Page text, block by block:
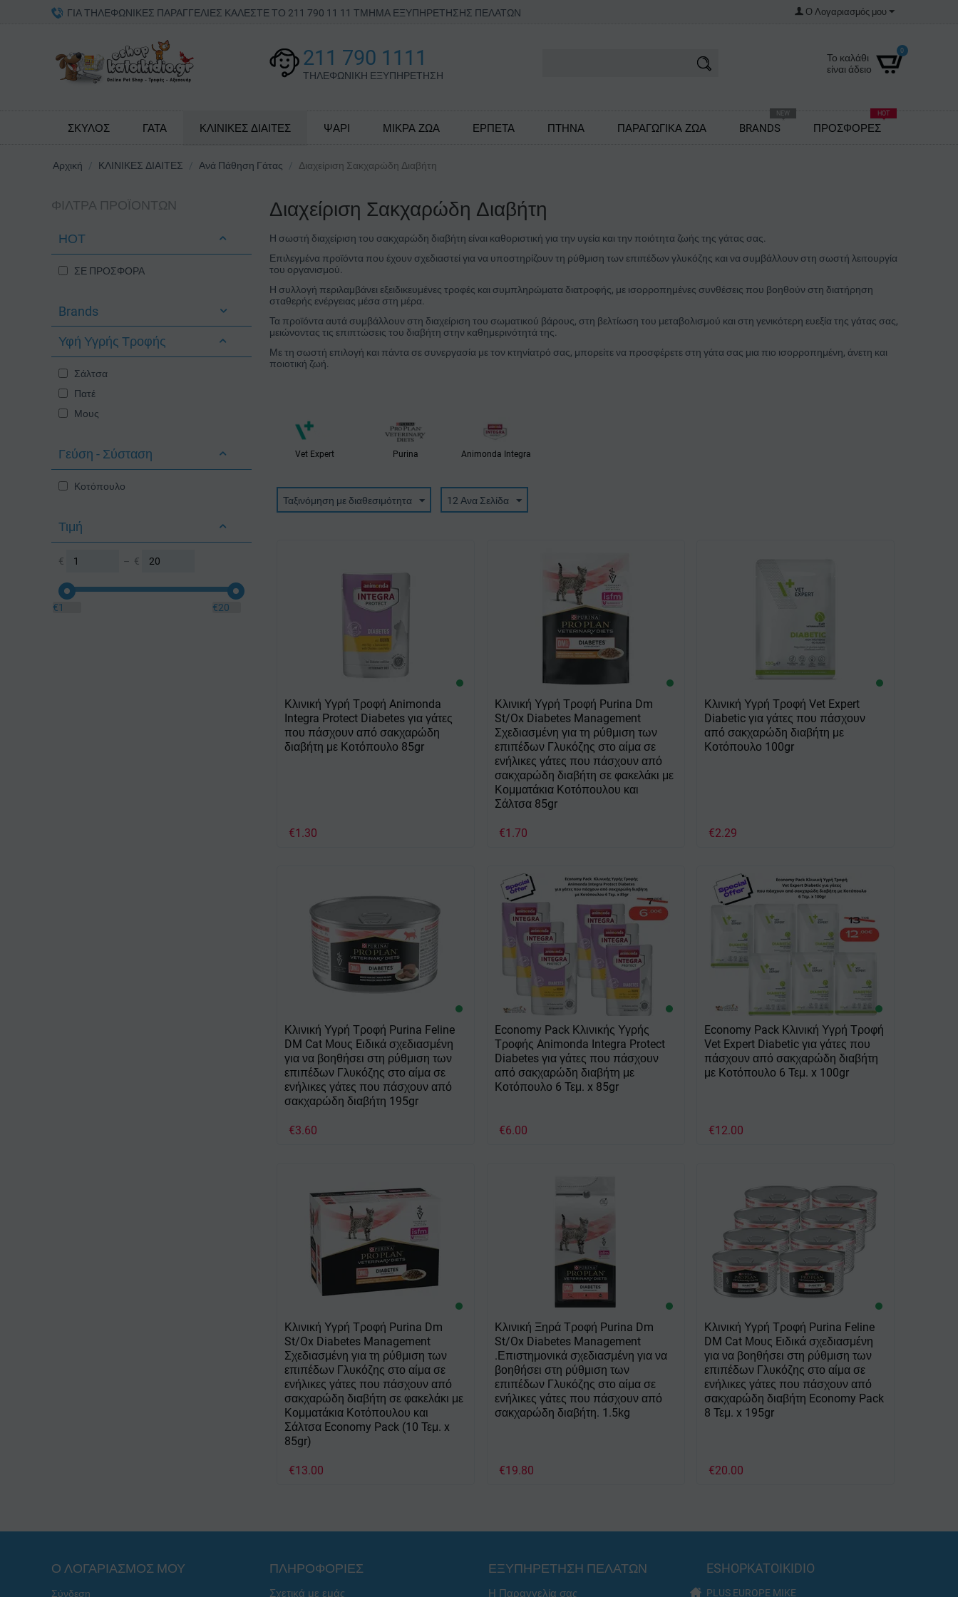
ΓΙΑ ΤΗΛΕΦΩΝΙΚΕΣ ΠΑΡΑΓΓΕΛΙΕΣ ΚΑΛΕΣΤΕ ΤΟ 211 790 11 11 ΤΜΗΜΑ ΕΞΥΠΗΡΕΤΗΣΗΣ ΠΕΛΑΤΩΝ Ο Λογαριασμός μου
211 790 1111
ΤΗΛΕΦΩΝΙΚΗ ΕΞΥΠΗΡΕΤΗΣΗ
Το καλάθι
είναι άδειο
0
ΣΚΥΛΟΣ ΓΑΤΑ ΚΛΙΝΙΚΕΣ ΔΙΑΙΤΕΣ ΨΑΡΙ ΜΙΚΡΑ ΖΩΑ ΕΡΠΕΤΑ ΠΤΗΝΑ ΠΑΡΑΓΩΓΙΚΑ ΖΩΑ BRANDS
NEW
ΠΡΟΣΦΟΡΕΣ
HOT
Αρχική / ΚΛΙΝΙΚΕΣ ΔΙΑΙΤΕΣ / Ανά Πάθηση Γάτας / Διαχείριση Σακχαρώδη Διαβήτη
ΦΊΛΤΡΑ ΠΡΟΪΌΝΤΩΝ
ΗΟΤ
ΣΕ ΠΡΟΣΦΟΡΑ
Brands
Υφή Υγρής Τροφής
Σάλτσα
Πατέ
Μους
Γεύση - Σύσταση
Κοτόπουλο
Τιμή
€ – €
€1 €20
Διαχείριση Σακχαρώδη Διαβήτη
Η σωστή διαχείριση του σακχαρώδη διαβήτη είναι καθοριστική για την υγεία και την ποιότητα ζωής της γάτας σας.
Επιλεγμένα προϊόντα που έχουν σχεδιαστεί για να υποστηρίζουν τη ρύθμιση των επιπέδων γλυκόζης και να συμβάλλουν στη σωστή λειτουργία
του οργανισμού.
Η συλλογή περιλαμβάνει εξειδικευμένες τροφές και συμπληρώματα διατροφής, με ισορροπημένες συνθέσεις που βοηθούν στη διατήρηση
σταθερής ενέργειας μέσα στη μέρα.
Τα προϊόντα αυτά συμβάλλουν στη διαχείριση του σωματικού βάρους, στη βελτίωση του μεταβολισμού και στη γενικότερη ευεξία της γάτας σας,
μειώνοντας τις επιπτώσεις του διαβήτη στην καθημερινότητά της.
Με τη σωστή επιλογή και πάντα σε συνεργασία με τον κτηνίατρό σας, μπορείτε να προσφέρετε στη γάτα σας μια πιο ισορροπημένη, άνετη και
ποιοτική ζωή.
Vet Expert Purina Animonda Integra
Ταξινόμηση με διαθεσιμότητα 12 Ανα Σελίδα
Κλινική Υγρή Τροφή Animonda
Integra Protect Diabetes για γάτες
που πάσχουν από σακχαρώδη
διαβήτη με Κοτόπουλο 85gr
€1.30
Κλινική Υγρή Τροφή Purina Dm
St/Ox Diabetes Management
Σχεδιασμένη για τη ρύθμιση των
επιπέδων Γλυκόζης στο αίμα σε
ενήλικες γάτες που πάσχουν από
σακχαρώδη διαβήτη σε φακελάκι με
Κομματάκια Κοτόπουλου και
Σάλτσα 85gr
€1.70
Κλινική Υγρή Τροφή Vet Expert
Diabetic για γάτες που πάσχουν
από σακχαρώδη διαβήτη με
Κοτόπουλο 100gr
€2.29
Κλινική Υγρή Τροφή Purina Feline
DM Cat Μους Eιδικά σχεδιασμένη
για να βοηθήσει στη ρύθμιση των
επιπέδων Γλυκόζης στο αίμα σε
ενήλικες γάτες που πάσχουν από
σακχαρώδη διαβήτη 195gr
€3.60
Economy Pack Κλινικής Υγρής
Τροφής Animonda Integra Protect
Diabetes για γάτες που πάσχουν
από σακχαρώδη διαβήτη με
Κοτόπουλο 6 Τεμ. x 85gr
€6.00
Economy Pack Κλινική Υγρή Τροφή
Vet Expert Diabetic για γάτες που
πάσχουν από σακχαρώδη διαβήτη
με Κοτόπουλο 6 Τεμ. x 100gr
€12.00
Κλινική Υγρή Τροφή Purina Dm
St/Ox Diabetes Management
Σχεδιασμένη για τη ρύθμιση των
επιπέδων Γλυκόζης στο αίμα σε
ενήλικες γάτες που πάσχουν από
σακχαρώδη διαβήτη σε φακελάκι με
Κομματάκια Κοτόπουλου και
Σάλτσα Economy Pack (10 Τεμ. x
85gr)
€13.00
Κλινική Ξηρά Τροφή Purina Dm
St/Ox Diabetes Management
.Επιστημονικά σχεδιασμένη για να
βοηθήσει στη ρύθμιση των
επιπέδων Γλυκόζης στο αίμα σε
ενήλικες γάτες που πάσχουν από
σακχαρώδη διαβήτη. 1.5kg
€19.80
Κλινική Υγρή Τροφή Purina Feline
DM Cat Μους Eιδικά σχεδιασμένη
για να βοηθήσει στη ρύθμιση των
επιπέδων Γλυκόζης στο αίμα σε
ενήλικες γάτες που πάσχουν από
σακχαρώδη διαβήτη Economy Pack
8 Τεμ. x 195gr
€20.00
Ο ΛΟΓΑΡΙΑΣΜΟΣ ΜΟΥ
Σύνδεση
ΠΛΗΡΟΦΟΡΙΕΣ
Σχετικά με εμάς
ΕΞΥΠΗΡΕΤΗΣΗ ΠΕΛΑΤΩΝ
Η Παραγγελία σας
ESHOPKATOIKIDIO
PLUS EUROPE MIKE